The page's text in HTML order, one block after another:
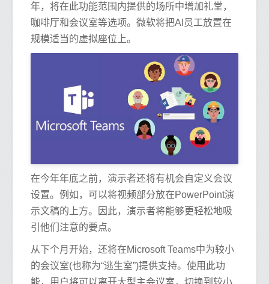
年，将在此功能范围内提供的场所中增加礼堂，
咖啡厅和会议室等选项。微软将把AI员工放置在
规模适当的虚拟座位上。
在今年年底之前，演示者还将有机会自定义会议
设置。例如，可以将视频部分放在PowerPoint演
示文稿的上方。因此，演示者将能够更轻松地吸
引他们注意的要点。
从下个月开始，还将在Microsoft Teams中为较小
的会议室(也称为“逃生室”)提供支持。使用此功
能，用户将可以离开大型主会议室，切换到较小